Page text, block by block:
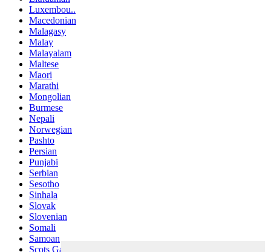
Luxembou..
Macedonian
Malagasy
Malay
Malayalam
Maltese
Maori
Marathi
Mongolian
Burmese
Nepali
Norwegian
Pashto
Persian
Punjabi
Serbian
Sesotho
Sinhala
Slovak
Slovenian
Somali
Samoan
Scots Gaelic